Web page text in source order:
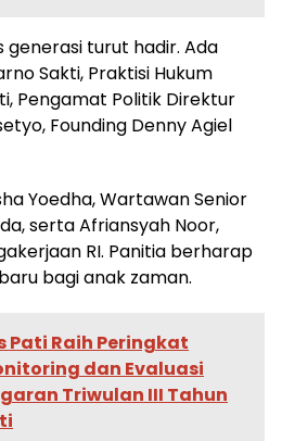
generasi turut hadir. Ada
Sakti, Praktisi Hukum
Pengamat Politik Direktur
Founding Denny Agiel
Yoedha, Wartawan Senior
serta Afriansyah Noor,
RI. Panitia berharap
bagi anak zaman.
Pati Raih Peringkat
dan Evaluasi
Triwulan III Tahun